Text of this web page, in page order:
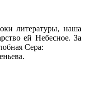
литературы, наша
ей Небесное. За
Сера: